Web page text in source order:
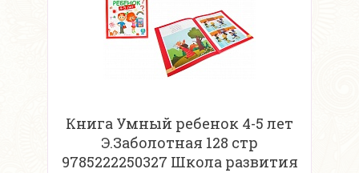
Книга Умный ребенок 4-5 лет
Э.Заболотная 128 стр
9785222250327 Школа развития